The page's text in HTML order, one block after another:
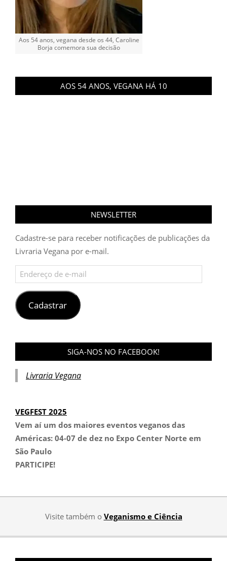
Aos 54 anos, vegana desde os 44, Caroline
Borja comemora sua decisão
AOS 54 ANOS, VEGANA HÁ 10
NEWSLETTER
Cadastre-se para receber notificações de publicações da
Livraria Vegana por e-mail.
Endereço
de
e-
mailCadastrar
SIGA-NOS NO FACEBOOK!
Livraria Vegana
VEGFEST 2025
Vem aí um dos maiores eventos veganos das
Américas: 04-07 de dez no Expo Center Norte em
São Paulo
PARTICIPE!
Visite também o Veganismo e Ciência